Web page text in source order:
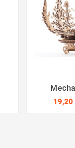
19,20